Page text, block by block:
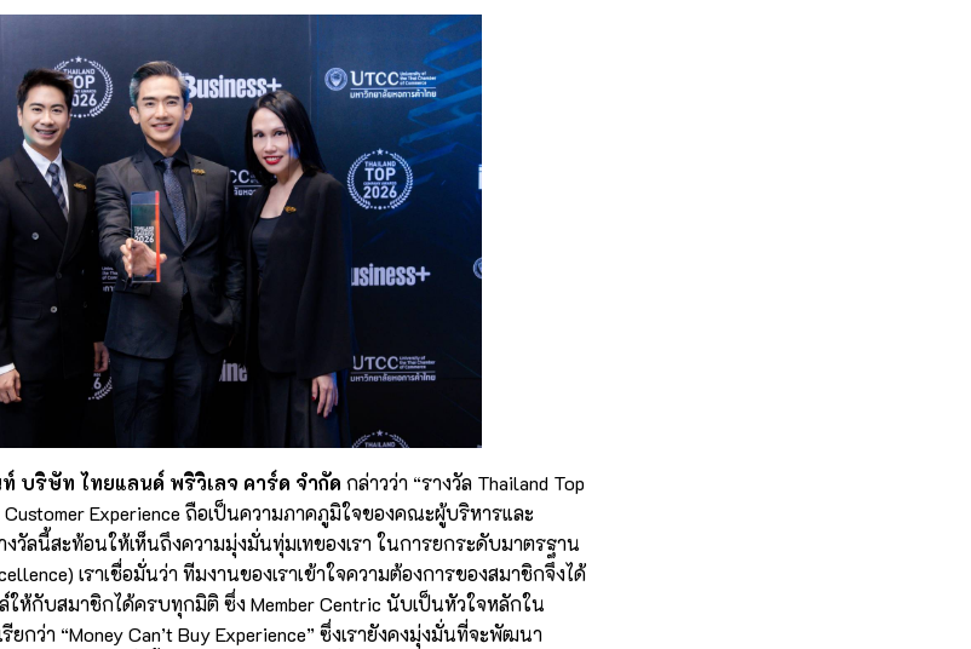
บริษัท ไทยแลนด์ พริวิเลจ คาร์ด จำกัด กล่าวว่า “รางวัล Thailand Top
Customer Experience ถือเป็นความภาคภูมิใจของคณะผู้บริหารและ
วัลนี้สะท้อนให้เห็นถึงความมุ่งมั่นทุ่มเทของเรา ในการยกระดับมาตรฐาน
เราเชื่อมั่นว่า ทีมงานของเราเข้าใจความต้องการของสมาชิกจึงได้
ห้กับสมาชิกได้ครบทุกมิติ ซึ่ง Member Centric นับเป็นหัวใจหลักใน
ว่า “Money Can’t Buy Experience” ซึ่งเรายังคงมุ่งมั่นที่จะพัฒนา